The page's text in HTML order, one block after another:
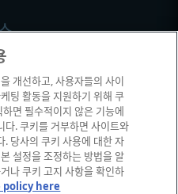
개선하고, 사용자들의 사이
팅 활동을 지원하기 위해 쿠
면 필수적이지 않은 기능에
다. 쿠키를 거부하면 사이트와
. 당사의 쿠키 사용에 대한 자
설정을 조정하는 방법을 알
나 쿠키 고지 사항을 확인하
policy here